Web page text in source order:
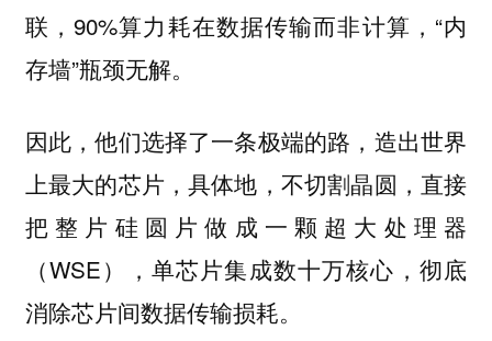
联，90%算力耗在数据传输而非计算，“内
存墙”瓶颈无解。
因此，他们选择了一条极端的路，造出世界
上最大的芯片，具体地，不切割晶圆，直接
把整片硅圆片做成一颗超大处理器
（WSE），单芯片集成数十万核心，彻底
消除芯片间数据传输损耗。